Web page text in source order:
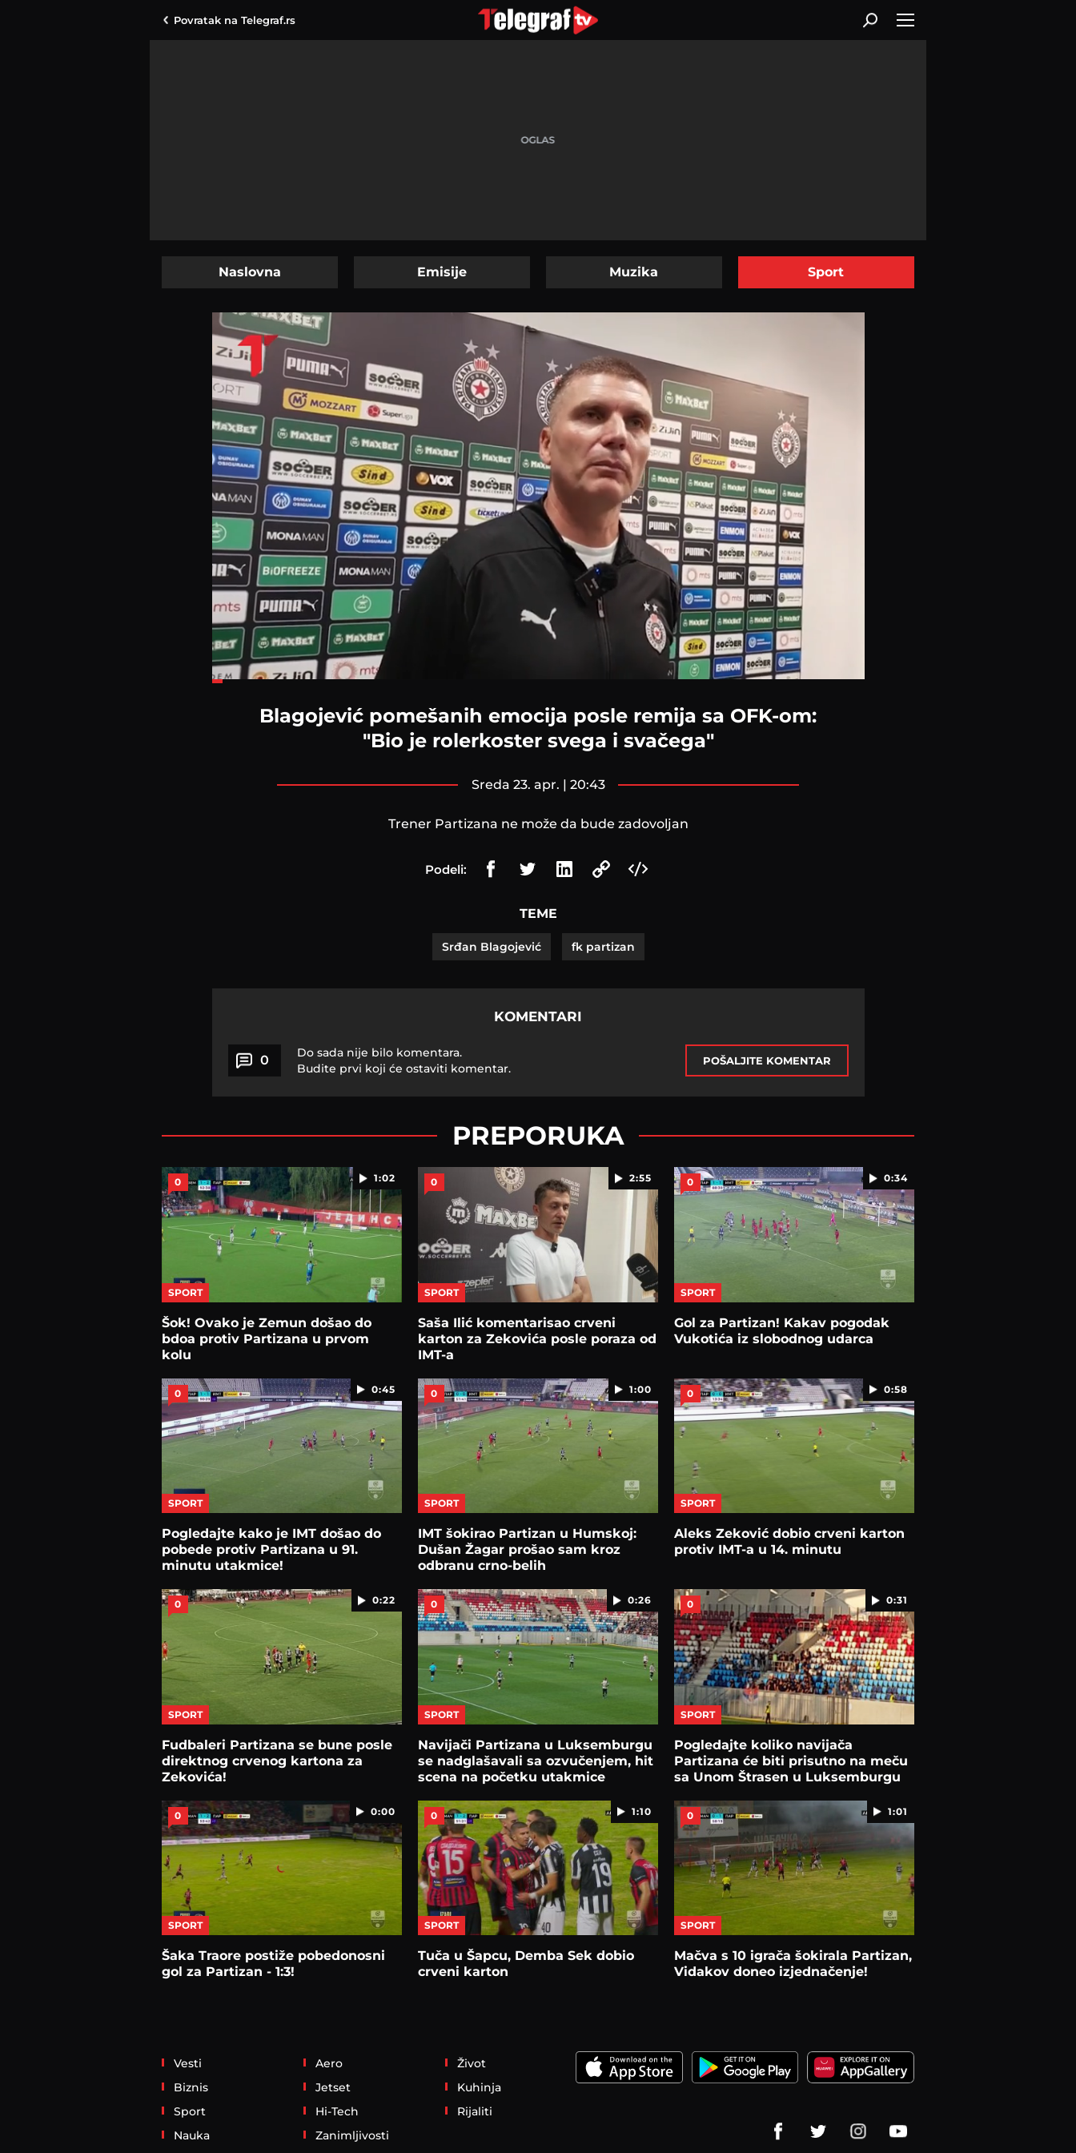
Povratak na Telegraf.rs
Naslovna Emisije Muzika Sport
Blagojević pomešanih emocija posle remija sa OFK-om:
"Bio je rolerkoster svega i svačega"
sreda 23. apr. | 20:43
Trener Partizana ne može da bude zadovoljan
Podeli:
TEME
Srđan Blagojević fk partizan
KOMENTARI
0
Do sada nije bilo komentara.
Budite prvi koji će ostaviti komentar.
POŠALJITE KOMENTAR
PREPORUKA
1:02
0
SPORT
Šok! Ovako je Zemun došao do
bdoa protiv Partizana u prvom
kolu
2:55
0
SPORT
Saša Ilić komentarisao crveni
karton za Zekovića posle poraza od
IMT-a
0:34
0
SPORT
Gol za Partizan! Kakav pogodak
Vukotića iz slobodnog udarca
0:45
0
SPORT
Pogledajte kako je IMT došao do
pobede protiv Partizana u 91.
minutu utakmice!
1:00
0
SPORT
IMT šokirao Partizan u Humskoj:
Dušan Žagar prošao sam kroz
odbranu crno-belih
0:58
0
SPORT
Aleks Zeković dobio crveni karton
protiv IMT-a u 14. minutu
0:22
0
SPORT
Fudbaleri Partizana se bune posle
direktnog crvenog kartona za
Zekovića!
0:26
0
SPORT
Navijači Partizana u Luksemburgu
se nadglašavali sa ozvučenjem, hit
scena na početku utakmice
0:31
0
SPORT
Pogledajte koliko navijača
Partizana će biti prisutno na meču
sa Unom Štrasen u Luksemburgu
0:00
0
SPORT
Šaka Traore postiže pobedonosni
gol za Partizan - 1:3!
1:10
0
SPORT
Tuča u Šapcu, Demba Sek dobio
crveni karton
1:01
0
SPORT
Mačva s 10 igrača šokirala Partizan,
Vidakov doneo izjednačenje!
Vesti
Biznis
Sport
Nauka
Aero
Jetset
Hi-Tech
Zanimljivosti
Život
Kuhinja
Rijaliti